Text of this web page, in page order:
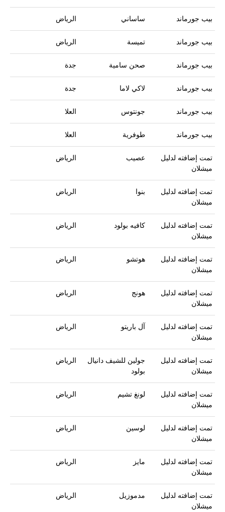
بيب جورماند ساساني الرياض
بيب جورماند تميسة الرياض
بيب جورماند صحن سامية جدة
بيب جورماند لاكي لاما جدة
بيب جورماند جونتوس العلا
بيب جورماند طوفرية العلا
تمت إضافته لدليل
ميشلان
عصيب الرياض
تمت إضافته لدليل
ميشلان
بنوا الرياض
تمت إضافته لدليل
ميشلان
كافيه بولود الرياض
تمت إضافته لدليل
ميشلان
هوتشو الرياض
تمت إضافته لدليل
ميشلان
هونج الرياض
تمت إضافته لدليل
ميشلان
آل باريتو الرياض
تمت إضافته لدليل
ميشلان
جولين للشيف دانيال
بولود
الرياض
تمت إضافته لدليل
ميشلان
لونغ تشيم الرياض
تمت إضافته لدليل
ميشلان
لوسين الرياض
تمت إضافته لدليل
ميشلان
مايز الرياض
تمت إضافته لدليل
ميشلان
مدموزيل الرياض